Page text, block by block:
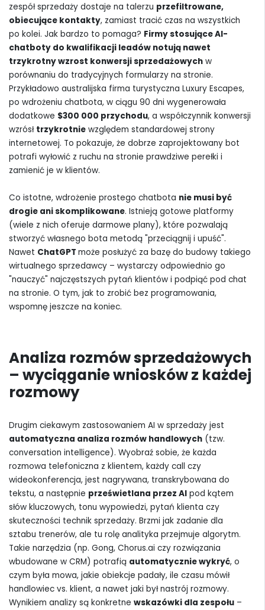
zespół sprzedaży dostaje na talerzu przefiltrowane,
obiecujące kontakty, zamiast tracić czas na wszystkich
po kolei. Jak bardzo to pomaga? Firmy stosujące AI-
chatboty do kwalifikacji leadów notują nawet
trzykrotny wzrost konwersji sprzedażowych w
porównaniu do tradycyjnych formularzy na stronie.
Przykładowo australijska firma turystyczna Luxury Escapes,
po wdrożeniu chatbota, w ciągu 90 dni wygenerowała
dodatkowe $300 000 przychodu, a współczynnik konwersji
wzrósł trzykrotnie względem standardowej strony
internetowej. To pokazuje, że dobrze zaprojektowany bot
potrafi wyłowić z ruchu na stronie prawdziwe perełki i
zamienić je w klientów.
Co istotne, wdrożenie prostego chatbota nie musi być
drogie ani skomplikowane. Istnieją gotowe platformy
(wiele z nich oferuje darmowe plany), które pozwalają
stworzyć własnego bota metodą "przeciągnij i upuść".
Nawet ChatGPT może posłużyć za bazę do budowy takiego
wirtualnego sprzedawcy – wystarczy odpowiednio go
"nauczyć" najczęstszych pytań klientów i podpiąć pod chat
na stronie. O tym, jak to zrobić bez programowania,
wspomnę jeszcze na koniec.
Analiza rozmów sprzedażowych
– wyciąganie wniosków z każdej
rozmowy
Drugim ciekawym zastosowaniem AI w sprzedaży jest
automatyczna analiza rozmów handlowych (tzw.
conversation intelligence). Wyobraź sobie, że każda
rozmowa telefoniczna z klientem, każdy call czy
wideokonferencja, jest nagrywana, transkrybowana do
tekstu, a następnie prześwietlana przez AI pod kątem
słów kluczowych, tonu wypowiedzi, pytań klienta czy
skuteczności technik sprzedaży. Brzmi jak zadanie dla
sztabu trenerów, ale tu rolę analityka przejmuje algorytm.
Takie narzędzia (np. Gong, Chorus.ai czy rozwiązania
wbudowane w CRM) potrafią automatycznie wykryć, o
czym była mowa, jakie obiekcje padały, ile czasu mówił
handlowiec vs. klient, a nawet jaki był nastrój rozmowy.
Wynikiem analizy są konkretne wskazówki dla zespołu –